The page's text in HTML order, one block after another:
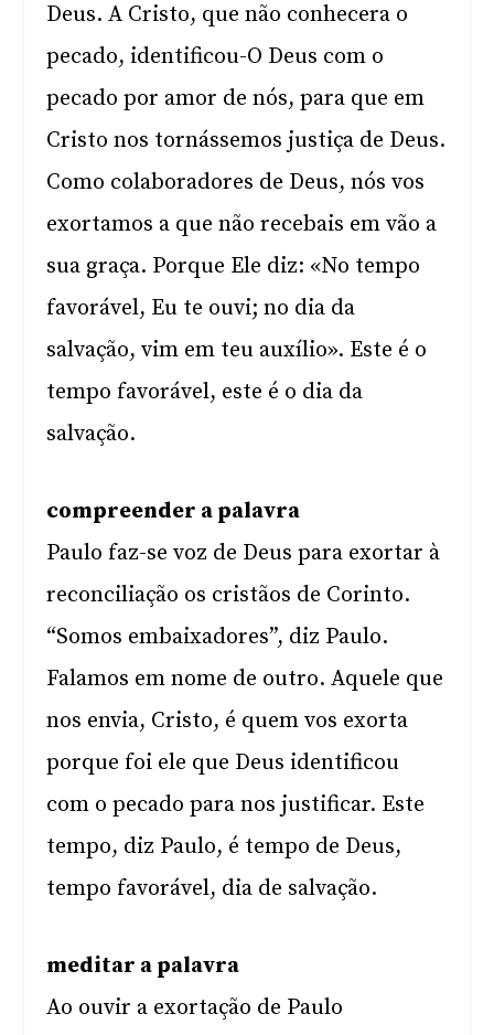
Deus. A Cristo, que não conhecera o
pecado, identificou-O Deus com o
pecado por amor de nós, para que em
Cristo nos tornássemos justiça de Deus.
Como colaboradores de Deus, nós vos
exortamos a que não recebais em vão a
sua graça. Porque Ele diz: «No tempo
favorável, Eu te ouvi; no dia da
salvação, vim em teu auxílio». Este é o
tempo favorável, este é o dia da
salvação.
compreender a palavra
Paulo faz-se voz de Deus para exortar à
reconciliação os cristãos de Corinto.
“Somos embaixadores”, diz Paulo.
Falamos em nome de outro. Aquele que
nos envia, Cristo, é quem vos exorta
porque foi ele que Deus identificou
com o pecado para nos justificar. Este
tempo, diz Paulo, é tempo de Deus,
tempo favorável, dia de salvação.
meditar a palavra
Ao ouvir a exortação de Paulo